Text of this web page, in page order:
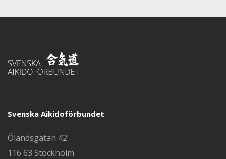
Svenska Aikidoförbundet
Ölandsgatan 42
116 63 Stockholm